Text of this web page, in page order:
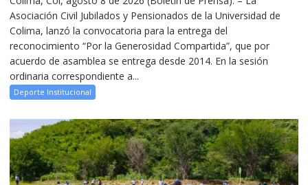
Asociación Civil Jubilados y Pensionados de la Universidad de
Colima, lanzó la convocatoria para la entrega del
reconocimiento “Por la Generosidad Compartida”, que por
acuerdo de asamblea se entrega desde 2014. En la sesión
ordinaria correspondiente a...
Deporte Institucional